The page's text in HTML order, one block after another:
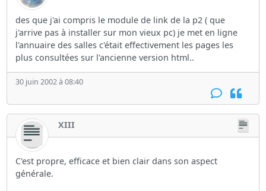
des que j'ai compris le module de link de la p2 ( que
j'arrive pas à installer sur mon vieux pc) je met en ligne
l'annuaire des salles c'était effectivement les pages les
plus consultées sur l'ancienne version html..
30 juin 2002 à 08:40
XIII
C'est propre, efficace et bien clair dans son aspect
générale.